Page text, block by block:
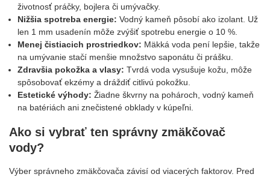
životnosť práčky, bojlera či umývačky.
Nižšia spotreba energie: Vodný kameň pôsobí ako izolant. Už
len 1 mm usadenín môže zvýšiť spotrebu energie o 10 %.
Menej čistiacich prostriedkov: Mäkká voda pení lepšie, takže
na umývanie stačí menšie množstvo saponátu či prášku.
Zdravšia pokožka a vlasy: Tvrdá voda vysušuje kožu, môže
spôsobovať ekzémy a dráždiť citlivú pokožku.
Estetické výhody: Žiadne škvrny na pohároch, vodný kameň
na batériách ani znečistené obklady v kúpeľni.
Ako si vybrať ten správny zmäkčovač
vody?
Výber správneho zmäkčovača závisí od viacerých faktorov. Pred